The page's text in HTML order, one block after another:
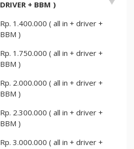
DRIVER + BBM )
Rp. 1.400.000 ( all in + driver +
BBM )
Rp. 1.750.000 ( all in + driver +
BBM )
Rp. 2.000.000 ( all in + driver +
BBM )
Rp. 2.300.000 ( all in + driver +
BBM )
Rp. 3.000.000 ( all in + driver +